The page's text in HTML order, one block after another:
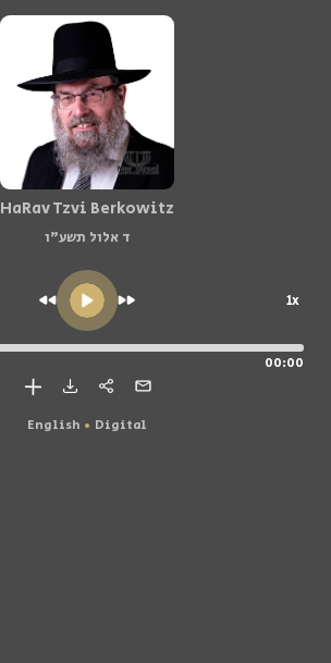
HaRav Tzvi Berkowitz
ד אלול תשע"ו
1x
00:00
English Digital